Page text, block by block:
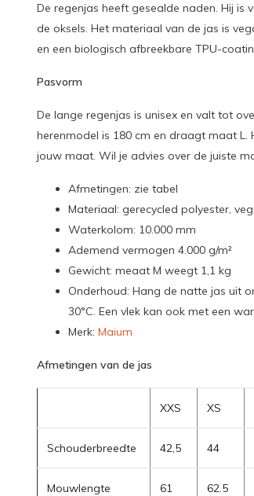
De regenjas heeft gesealde naden. Hij
de oksels. Het materiaal van de jas is
en een biologisch afbreekbare TPU-
Pasvorm
De lange regenjas is unisex en valt tot
herenmodel is 180 cm en draagt maat L.
jouw maat. Wil je advies over de juiste
Afmetingen: zie tabel
Materiaal: gerecycled polyester,
Waterkolom: 10.000 mm
Ademend vermogen 4.000 g/m²
Gewicht: meaat M weegt 1,1 kg
Onderhoud: Hang de natte jas uit
30°C. Een vlek kan ook met een
Merk: Maium
Afmetingen van de jas
XXS XS
Schouderbreedte 42,5 44
Mouwlengte 61 62.5